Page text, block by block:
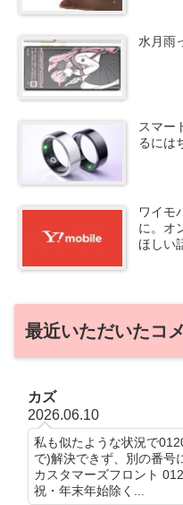
水月雨
スマー
るには
ワイモ
に。オ
ほしい
最近いただいたコ
カズ
2026.06.10
私も似たような状況で
で)解決できず、別の番号
カスタマーズフロント
祝・年末年始除く...